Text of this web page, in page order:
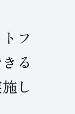
フ
る
し